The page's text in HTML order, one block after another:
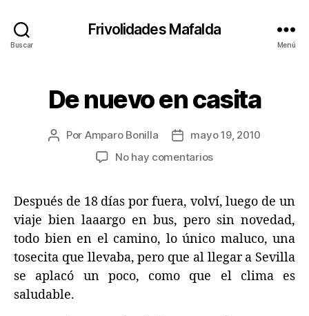
Buscar
Frivolidades Mafalda
Menú
Categorías
A
S
A
N
De nuevo en casita
Autor
Por Amparo Bonilla
Fecha
de
mayo 19, 2010
No hay comentariosen
en
casita
Después de 18 días por fuera, volví, luego de un
viaje bien laaargo en bus, pero sin novedad,
todo bien en el camino, lo único maluco, una
tosecita que llevaba, pero que al llegar a Sevilla
se aplacó un poco, como que el clima es
saludable.